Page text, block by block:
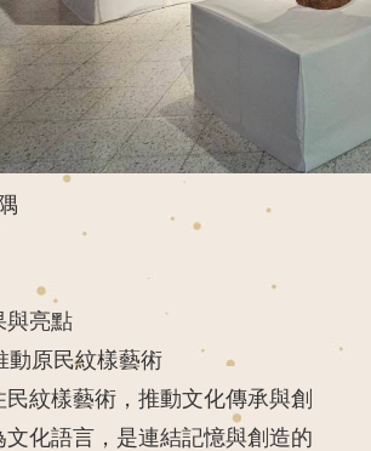
與亮點
動原民紋樣藝術
紋樣藝術，推動文化傳承與創
文化語言，是連結記憶與創造的